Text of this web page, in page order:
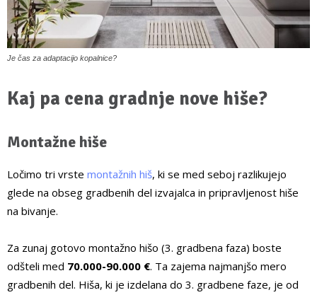
Je čas za adaptacijo kopalnice?
Kaj pa cena gradnje nove hiše?
Montažne hiše
Ločimo tri vrste montažnih hiš, ki se med seboj razlikujejo
glede na obseg gradbenih del izvajalca in pripravljenost hiše
na bivanje.
Za zunaj gotovo montažno hišo (3. gradbena faza) boste
odšteli med 70.000-90.000 €. Ta zajema najmanjšo mero
gradbenih del. Hiša, ki je izdelana do 3. gradbene faze, je od